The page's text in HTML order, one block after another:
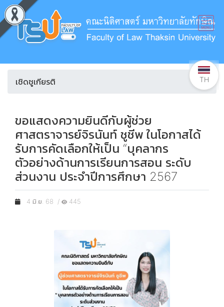
เชิดชูเกียรติ
ขอแสดงความยินดีกับผู้ช่วย
ศาสตราจารย์จิรนันท์ ชูชีพ ในโอกาสได้
รับการคัดเลือกให้เป็น “บุคลากร
ตัวอย่างด้านการเรียนการสอน ระดับ
ส่วนงาน ประจำปีการศึกษา 2567
4 มิ.ย. 68 / 445
TH